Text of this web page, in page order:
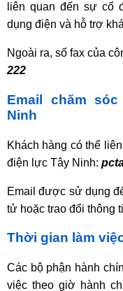
liên quan đến sự cố
dụng điện và hỗ trợ
Ngoài ra, số fax của
222
Email chăm
Ninh
Khách hàng có thể
điện lực Tây Ninh:
Email được sử dụng
tử hoặc trao đổi thông
Thời gian làm
Các bộ phận hành
việc theo giờ hành